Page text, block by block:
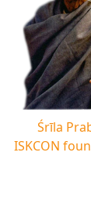
Śrīla
ISKCON